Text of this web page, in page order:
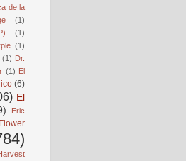
de la
(1)
(1)
(1)
(1) Dr.
(1) El
(6)
El
Eric
Flower